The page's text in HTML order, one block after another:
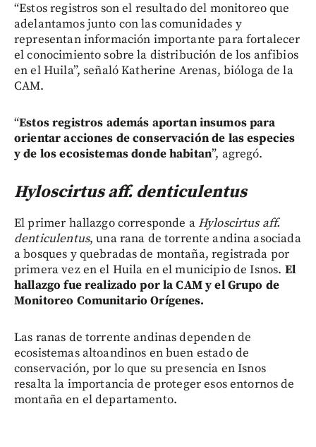
“Estos registros son el resultado del monitoreo que
adelantamos junto con las comunidades y
representan información importante para fortalecer
el conocimiento sobre la distribución de los anfibios
en el Huila”, señaló Katherine Arenas, bióloga de la
CAM.
“Estos registros además aportan insumos para
orientar acciones de conservación de las especies
y de los ecosistemas donde habitan”, agregó.
Hyloscirtus aff. denticulentus
El primer hallazgo corresponde aHyloscirtus aff.
denticulentus, una rana de torrente andina asociada
a bosques y quebradas de montaña, registrada por
primera vez en el Huila en el municipio de Isnos. El
hallazgo fue realizado por la CAM y el Grupo de
Monitoreo Comunitario Orígenes.
Las ranas de torrente andinas dependen de
ecosistemas altoandinos en buen estado de
conservación, por lo que su presencia en Isnos
resalta la importancia de proteger esos entornos de
montaña en el departamento.